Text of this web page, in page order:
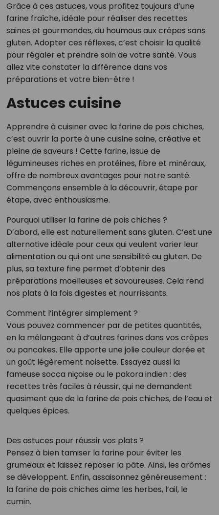
Grâce à ces astuces, vous profitez toujours d’une
farine fraîche, idéale pour réaliser des recettes
saines et gourmandes, du houmous aux crêpes sans
gluten. Adopter ces réflexes, c’est choisir la qualité
pour régaler et prendre soin de votre santé. Vous
allez vite constater la différence dans vos
préparations et votre bien-être !
Astuces cuisine
Apprendre à cuisiner avec la farine de pois chiches,
c’est ouvrir la porte à une cuisine saine, créative et
pleine de saveurs ! Cette farine, issue de
légumineuses riches en protéines, fibre et minéraux,
offre de nombreux avantages pour notre santé.
Commençons ensemble à la découvrir, étape par
étape, avec enthousiasme.
Pourquoi utiliser la farine de pois chiches ?
D’abord, elle est naturellement sans gluten. C’est une
alternative idéale pour ceux qui veulent varier leur
alimentation ou qui ont une sensibilité au gluten. De
plus, sa texture fine permet d’obtenir des
préparations moelleuses et savoureuses. Cela rend
nos plats à la fois digestes et nourrissants.
Comment l’intégrer simplement ?
Vous pouvez commencer par de petites quantités,
en la mélangeant à d’autres farines dans vos crêpes
ou pancakes. Elle apporte une jolie couleur dorée et
un goût légèrement noisette. Essayez aussi la
fameuse socca niçoise ou le pakora indien : des
recettes très faciles à réussir, qui ne demandent
quasiment que de la farine de pois chiches, de l’eau et
quelques épices.
Des astuces pour réussir vos plats ?
Pensez à bien tamiser la farine pour éviter les
grumeaux et laissez reposer la pâte. Ainsi, les arômes
se développent. Enfin, assaisonnez généreusement :
la farine de pois chiches aime les herbes, l’ail, le
cumin.